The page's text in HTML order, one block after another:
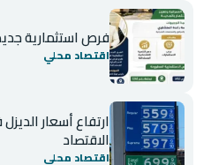
فرص استثمارية
اقتصاد محلي
ارتفاع أسعار
الاقتصاد
اقتصاد محلي